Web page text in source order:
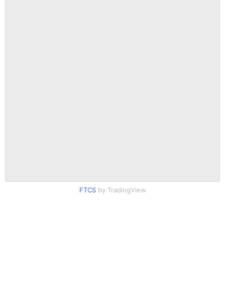
FTCSby TradingView